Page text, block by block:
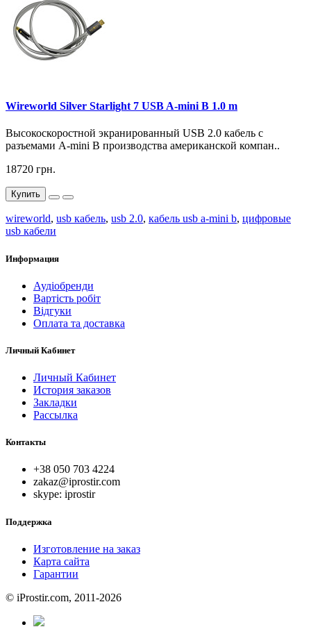
Wireworld Silver Starlight 7 USB A-mini B 1.0 m
Высокоскоростной экранированный USB 2.0 кабель с
разъемами A-mini B производства американской компан..
18720 грн.
Купить
wireworld, usb кабель, usb 2.0, кабель usb a-mini b, цифровые
usb кабели
Информация
Аудіобренди
Вартість робіт
Відгуки
Оплата та доставка
Личный Кабинет
Личный Кабинет
История заказов
Закладки
Рассылка
Контакты
+38 050 703 4224
zakaz@iprostir.com
skype: iprostir
Поддержка
Изготовление на заказ
Карта сайта
Гарантии
© iProstir.com, 2011-2026